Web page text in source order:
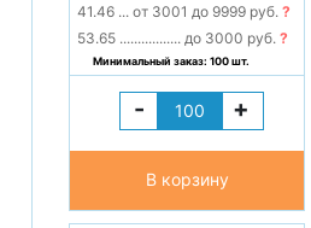
41.46 ... от 3001 до 9999 руб. ?
53.65 ................. до 3000 руб. ?
Минимальный заказ: 100 шт.
- +
В корзину